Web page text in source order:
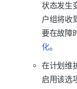
状态发生
户组将收
要在故障
化。
在计划维
启用该选